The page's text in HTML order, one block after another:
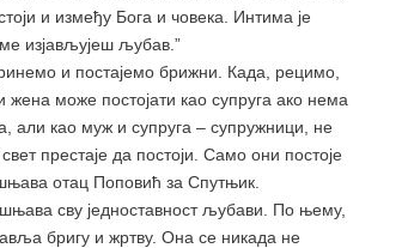
и између Бога и човека. Интима је
изјављујеш љубав.”
и постајемо брижни. Када, рецимо,
жена може постојати као супруга ако нема
али као муж и супруга – супружници, не
престаје да постоји. Само они постоје
oтац Поповић за Спутњик.
сву једноставност љубави. По њему,
бригу и жртву. Она се никада не